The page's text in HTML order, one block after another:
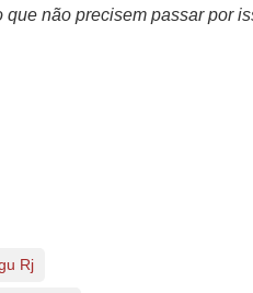
não precisem passar por
Rj